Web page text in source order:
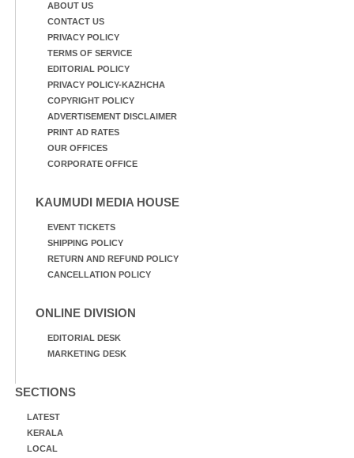
ABOUT US
CONTACT US
PRIVACY POLICY
TERMS OF SERVICE
EDITORIAL POLICY
PRIVACY POLICY-KAZHCHA
COPYRIGHT POLICY
ADVERTISEMENT DISCLAIMER
PRINT AD RATES
OUR OFFICES
CORPORATE OFFICE
KAUMUDI MEDIA HOUSE
EVENT TICKETS
SHIPPING POLICY
RETURN AND REFUND POLICY
CANCELLATION POLICY
ONLINE DIVISION
EDITORIAL DESK
MARKETING DESK
SECTIONS
LATEST
KERALA
LOCAL